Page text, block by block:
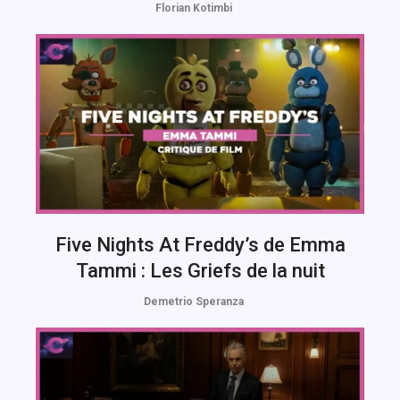
Florian Kotimbi
Five Nights At Freddy’s de Emma
Tammi : Les Griefs de la nuit
Demetrio Speranza